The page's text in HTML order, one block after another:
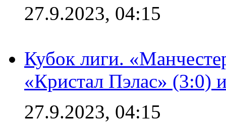
27.9.2023, 04:15
Кубок лиги.
«Кристал Пэлас» (3:0)
27.9.2023, 04:15